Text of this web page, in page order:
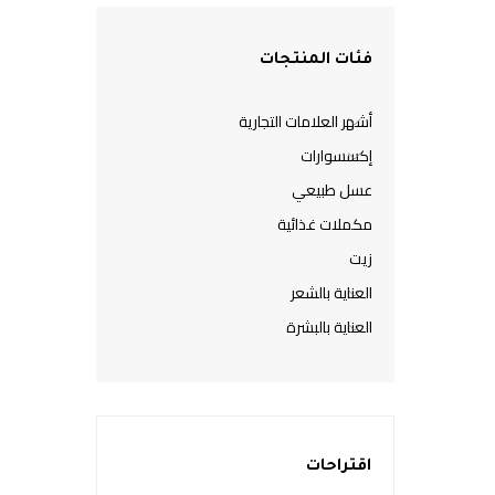
فئات المنتجات
أشهر العلامات التجارية
إكسسوارات
عسل طبيعي
مكملات غذائية
زيت
العناية بالشعر
العناية بالبشرة
اقتراحات